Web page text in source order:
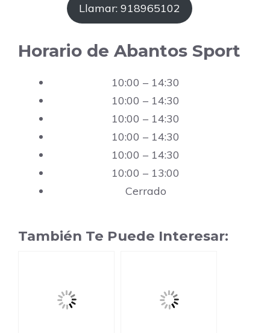
Llamar: 918965102
Horario de Abantos Sport
10:00 – 14:30
10:00 – 14:30
10:00 – 14:30
10:00 – 14:30
10:00 – 14:30
10:00 – 13:00
Cerrado
También Te Puede Interesar: